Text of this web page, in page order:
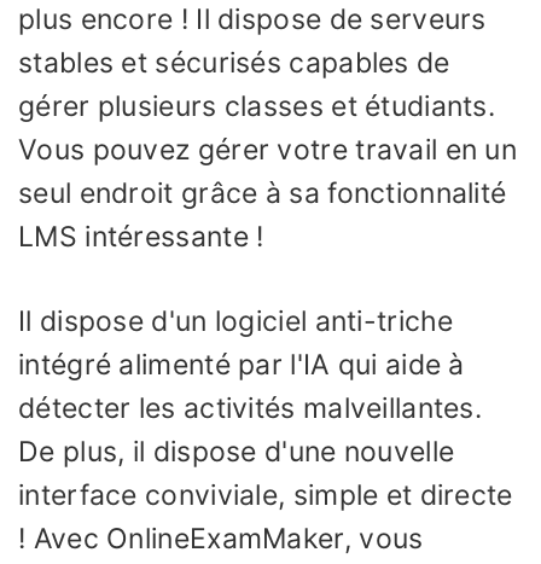
plus encore ! Il dispose de serveurs
stables et sécurisés capables de
gérer plusieurs classes et étudiants.
Vous pouvez gérer votre travail en un
seul endroit grâce à sa fonctionnalité
LMS intéressante !
Il dispose d'un logiciel anti-triche
intégré alimenté par l'IA qui aide à
détecter les activités malveillantes.
De plus, il dispose d'une nouvelle
interface conviviale, simple et directe
! Avec OnlineExamMaker, vous